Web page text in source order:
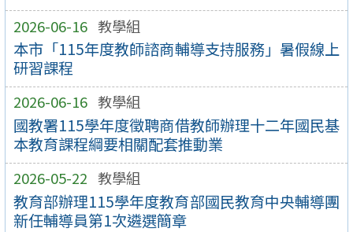
2026-06-16 教學組
本市「115年度教師諮商輔導支持服務」暑假線上
研習課程
2026-06-16 教學組
國教署115學年度徵聘商借教師辦理十二年國民基
本教育課程綱要相關配套推動業
2026-05-22 教學組
教育部辦理115學年度教育部國民教育中央輔導團
新任輔導員第1次遴選簡章